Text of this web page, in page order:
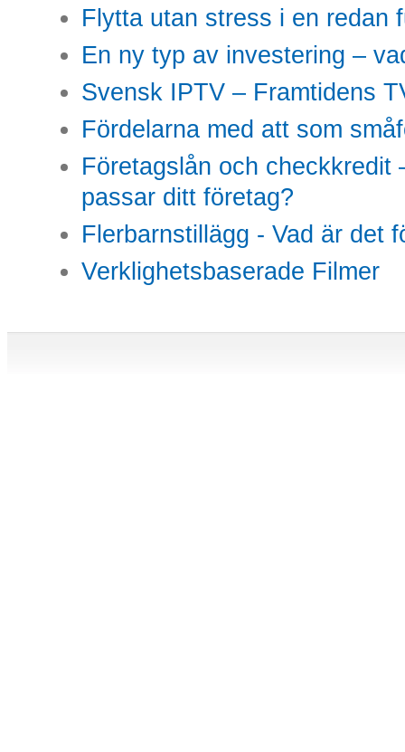
Flytta utan stress i en redan
En ny typ av investering –
Svensk IPTV – Framtidens
Fördelarna med att som
Företagslån och checkkredit
passar ditt företag?
Flerbarnstillägg - Vad är det
Verklighetsbaserade Filmer